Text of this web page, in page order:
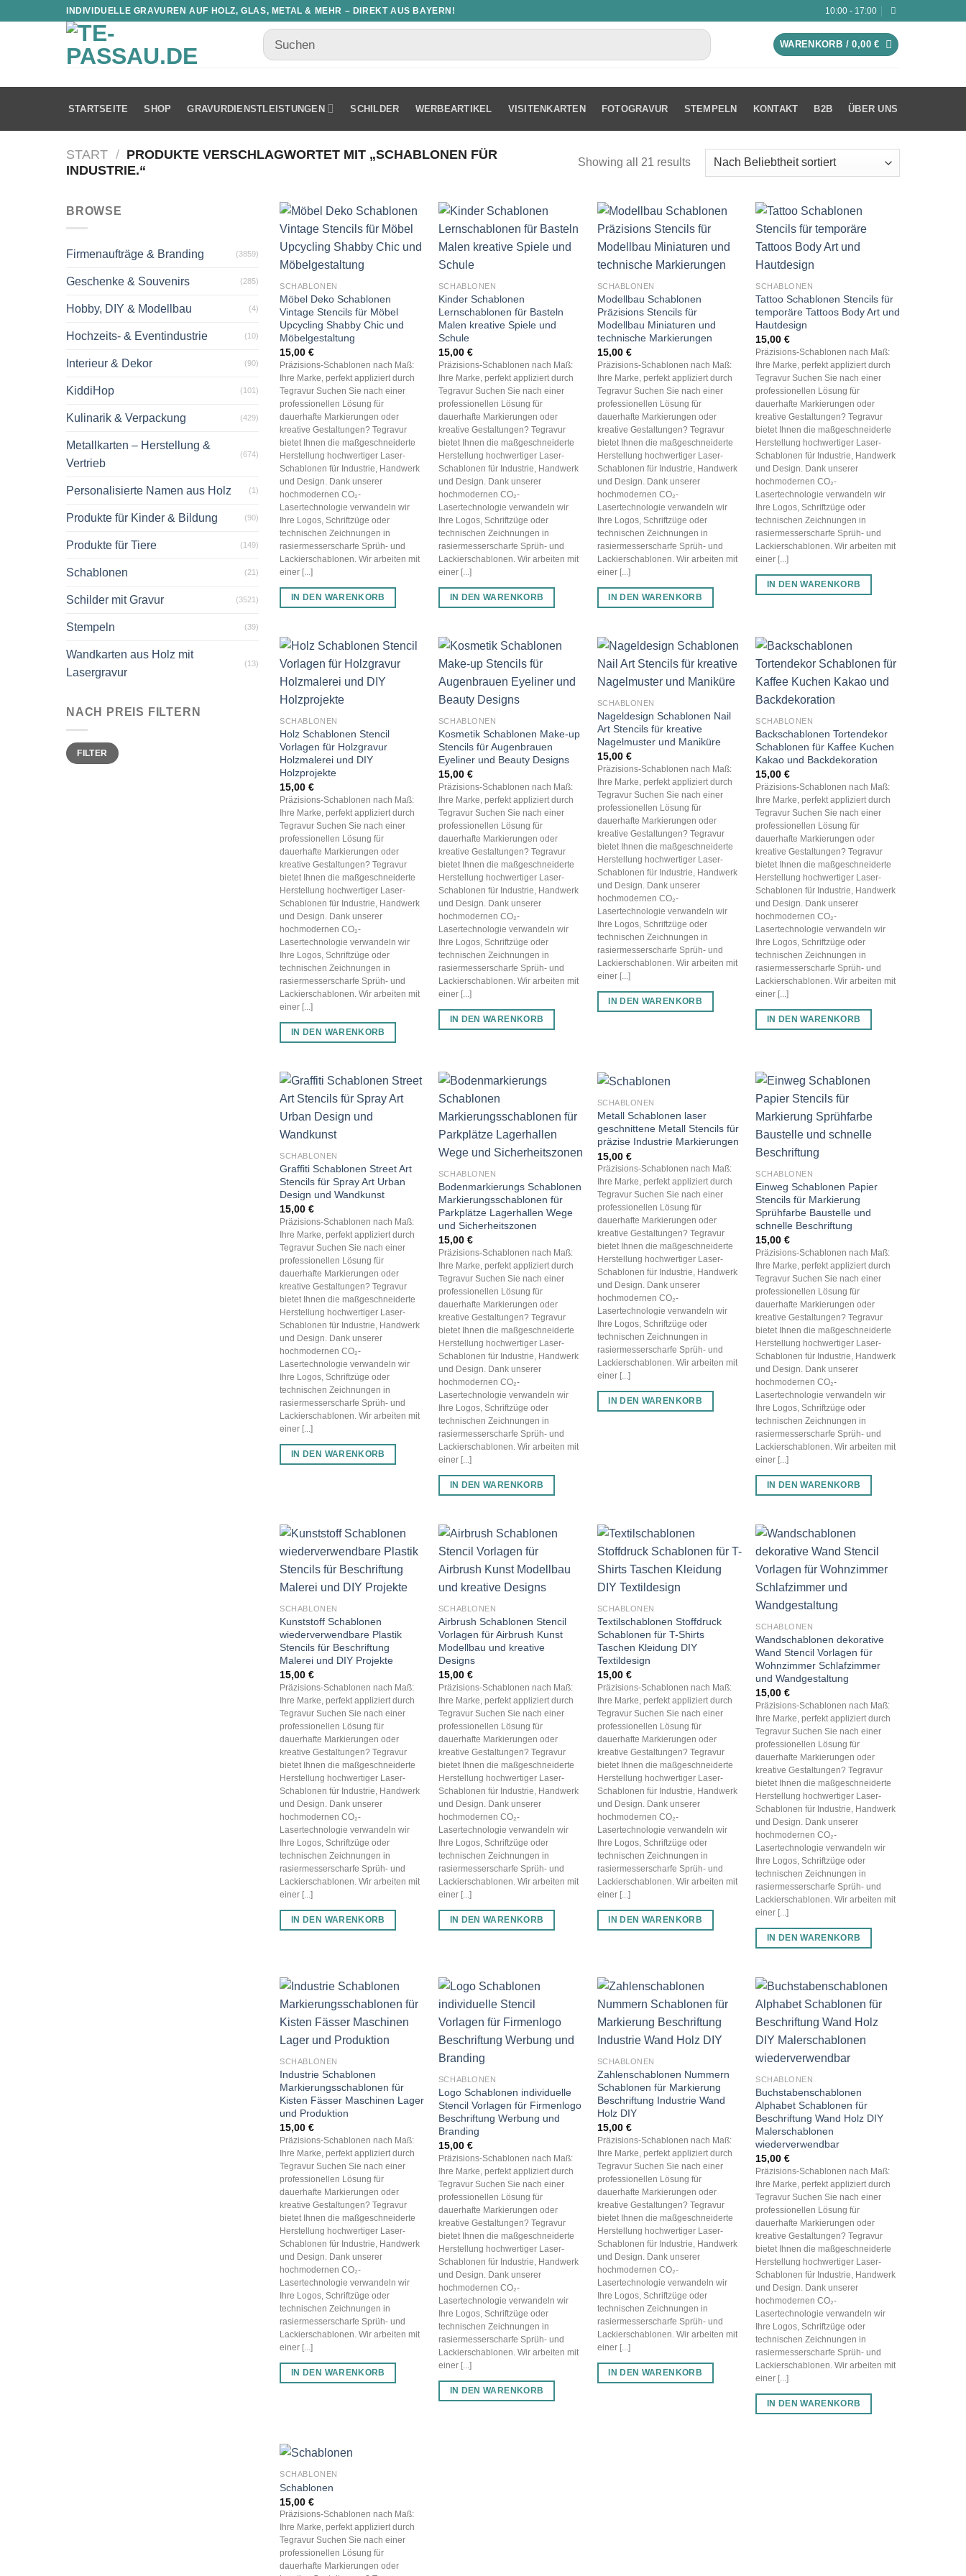
INDIVIDUELLE GRAVUREN AUF HOLZ, GLAS, METAL & MEHR – DIREKT AUS BAYERN! 10:00 - 17:00
WARENKORB /0,00€
STARTSEITE SHOP GRAVURDIENSTLEISTUNGEN SCHILDER WERBEARTIKEL VISITENKARTEN FOTOGRAVUR STEMPELN KONTAKT B2B ÜBER UNS
START / PRODUKTE VERSCHLAGWORTET MIT „SCHABLONEN FÜR
INDUSTRIE.“
Showing all 21 results
BROWSE
Firmenaufträge & Branding (3859)
Geschenke & Souvenirs (285)
Hobby, DIY & Modellbau (4)
Hochzeits- & Eventindustrie (10)
Interieur & Dekor (90)
KiddiHop (101)
Kulinarik & Verpackung (429)
Metallkarten – Herstellung &
Vertrieb
(674)
Personalisierte Namen aus Holz (1)
Produkte für Kinder & Bildung (90)
Produkte für Tiere (149)
Schablonen (21)
Schilder mit Gravur (3521)
Stempeln (39)
Wandkarten aus Holz mit
Lasergravur
(13)
NACH PREIS FILTERN
Min.
Preis
Max.
PreisFILTER
SCHABLONEN
Möbel Deko Schablonen
Vintage Stencils für Möbel
Upcycling Shabby Chic und
Möbelgestaltung
15,00€
Präzisions-Schablonen nach Maß:
Ihre Marke, perfekt appliziert durch
Tegravur Suchen Sie nach einer
professionellen Lösung für
dauerhafte Markierungen oder
kreative Gestaltungen? Tegravur
bietet Ihnen die maßgeschneiderte
Herstellung hochwertiger Laser-
Schablonen für Industrie, Handwerk
und Design. Dank unserer
hochmodernen CO₂-
Lasertechnologie verwandeln wir
Ihre Logos, Schriftzüge oder
technischen Zeichnungen in
rasiermesserscharfe Sprüh- und
Lackierschablonen. Wir arbeiten mit
einer [...]
IN DEN WARENKORB
SCHABLONEN
Kinder Schablonen
Lernschablonen für Basteln
Malen kreative Spiele und
Schule
15,00 €
Präzisions-Schablonen nach Maß:
Ihre Marke, perfekt appliziert durch
Tegravur Suchen Sie nach einer
professionellen Lösung für
dauerhafte Markierungen oder
kreative Gestaltungen? Tegravur
bietet Ihnen die maßgeschneiderte
Herstellung hochwertiger Laser-
Schablonen für Industrie, Handwerk
und Design. Dank unserer
hochmodernen CO₂-
Lasertechnologie verwandeln wir
Ihre Logos, Schriftzüge oder
technischen Zeichnungen in
rasiermesserscharfe Sprüh- und
Lackierschablonen. Wir arbeiten mit
einer [...]
IN DEN WARENKORB
SCHABLONEN
Modellbau Schablonen
Präzisions Stencils für
Modellbau Miniaturen und
technische Markierungen
15,00 €
Präzisions-Schablonen nach Maß:
Ihre Marke, perfekt appliziert durch
Tegravur Suchen Sie nach einer
professionellen Lösung für
dauerhafte Markierungen oder
kreative Gestaltungen? Tegravur
bietet Ihnen die maßgeschneiderte
Herstellung hochwertiger Laser-
Schablonen für Industrie, Handwerk
und Design. Dank unserer
hochmodernen CO₂-
Lasertechnologie verwandeln wir
Ihre Logos, Schriftzüge oder
technischen Zeichnungen in
rasiermesserscharfe Sprüh- und
Lackierschablonen. Wir arbeiten mit
einer [...]
IN DEN WARENKORB
SCHABLONEN
Tattoo Schablonen Stencils für
temporäre Tattoos Body Art und
Hautdesign
15,00€
Präzisions-Schablonen nach Maß:
Ihre Marke, perfekt appliziert durch
Tegravur Suchen Sie nach einer
professionellen Lösung für
dauerhafte Markierungen oder
kreative Gestaltungen? Tegravur
bietet Ihnen die maßgeschneiderte
Herstellung hochwertiger Laser-
Schablonen für Industrie, Handwerk
und Design. Dank unserer
hochmodernen CO₂-
Lasertechnologie verwandeln wir
Ihre Logos, Schriftzüge oder
technischen Zeichnungen in
rasiermesserscharfe Sprüh- und
Lackierschablonen. Wir arbeiten mit
einer [...]
IN DEN WARENKORB
SCHABLONEN
Holz Schablonen Stencil
Vorlagen für Holzgravur
Holzmalerei und DIY
Holzprojekte
15,00€
Präzisions-Schablonen nach Maß:
Ihre Marke, perfekt appliziert durch
Tegravur Suchen Sie nach einer
professionellen Lösung für
dauerhafte Markierungen oder
kreative Gestaltungen? Tegravur
bietet Ihnen die maßgeschneiderte
Herstellung hochwertiger Laser-
Schablonen für Industrie, Handwerk
und Design. Dank unserer
hochmodernen CO₂-
Lasertechnologie verwandeln wir
Ihre Logos, Schriftzüge oder
technischen Zeichnungen in
rasiermesserscharfe Sprüh- und
Lackierschablonen. Wir arbeiten mit
einer [...]
IN DEN WARENKORB
SCHABLONEN
Kosmetik Schablonen Make-up
Stencils für Augenbrauen
Eyeliner und Beauty Designs
15,00 €
Präzisions-Schablonen nach Maß:
Ihre Marke, perfekt appliziert durch
Tegravur Suchen Sie nach einer
professionellen Lösung für
dauerhafte Markierungen oder
kreative Gestaltungen? Tegravur
bietet Ihnen die maßgeschneiderte
Herstellung hochwertiger Laser-
Schablonen für Industrie, Handwerk
und Design. Dank unserer
hochmodernen CO₂-
Lasertechnologie verwandeln wir
Ihre Logos, Schriftzüge oder
technischen Zeichnungen in
rasiermesserscharfe Sprüh- und
Lackierschablonen. Wir arbeiten mit
einer [...]
IN DEN WARENKORB
SCHABLONEN
Nageldesign Schablonen Nail
Art Stencils für kreative
Nagelmuster und Maniküre
15,00 €
Präzisions-Schablonen nach Maß:
Ihre Marke, perfekt appliziert durch
Tegravur Suchen Sie nach einer
professionellen Lösung für
dauerhafte Markierungen oder
kreative Gestaltungen? Tegravur
bietet Ihnen die maßgeschneiderte
Herstellung hochwertiger Laser-
Schablonen für Industrie, Handwerk
und Design. Dank unserer
hochmodernen CO₂-
Lasertechnologie verwandeln wir
Ihre Logos, Schriftzüge oder
technischen Zeichnungen in
rasiermesserscharfe Sprüh- und
Lackierschablonen. Wir arbeiten mit
einer [...]
IN DEN WARENKORB
SCHABLONEN
Backschablonen Tortendekor
Schablonen für Kaffee Kuchen
Kakao und Backdekoration
15,00€
Präzisions-Schablonen nach Maß:
Ihre Marke, perfekt appliziert durch
Tegravur Suchen Sie nach einer
professionellen Lösung für
dauerhafte Markierungen oder
kreative Gestaltungen? Tegravur
bietet Ihnen die maßgeschneiderte
Herstellung hochwertiger Laser-
Schablonen für Industrie, Handwerk
und Design. Dank unserer
hochmodernen CO₂-
Lasertechnologie verwandeln wir
Ihre Logos, Schriftzüge oder
technischen Zeichnungen in
rasiermesserscharfe Sprüh- und
Lackierschablonen. Wir arbeiten mit
einer [...]
IN DEN WARENKORB
SCHABLONEN
Graffiti Schablonen Street Art
Stencils für Spray Art Urban
Design und Wandkunst
15,00€
Präzisions-Schablonen nach Maß:
Ihre Marke, perfekt appliziert durch
Tegravur Suchen Sie nach einer
professionellen Lösung für
dauerhafte Markierungen oder
kreative Gestaltungen? Tegravur
bietet Ihnen die maßgeschneiderte
Herstellung hochwertiger Laser-
Schablonen für Industrie, Handwerk
und Design. Dank unserer
hochmodernen CO₂-
Lasertechnologie verwandeln wir
Ihre Logos, Schriftzüge oder
technischen Zeichnungen in
rasiermesserscharfe Sprüh- und
Lackierschablonen. Wir arbeiten mit
einer [...]
IN DEN WARENKORB
SCHABLONEN
Bodenmarkierungs Schablonen
Markierungsschablonen für
Parkplätze Lagerhallen Wege
und Sicherheitszonen
15,00 €
Präzisions-Schablonen nach Maß:
Ihre Marke, perfekt appliziert durch
Tegravur Suchen Sie nach einer
professionellen Lösung für
dauerhafte Markierungen oder
kreative Gestaltungen? Tegravur
bietet Ihnen die maßgeschneiderte
Herstellung hochwertiger Laser-
Schablonen für Industrie, Handwerk
und Design. Dank unserer
hochmodernen CO₂-
Lasertechnologie verwandeln wir
Ihre Logos, Schriftzüge oder
technischen Zeichnungen in
rasiermesserscharfe Sprüh- und
Lackierschablonen. Wir arbeiten mit
einer [...]
IN DEN WARENKORB
SCHABLONEN
Metall Schablonen laser
geschnittene Metall Stencils für
präzise Industrie Markierungen
15,00 €
Präzisions-Schablonen nach Maß:
Ihre Marke, perfekt appliziert durch
Tegravur Suchen Sie nach einer
professionellen Lösung für
dauerhafte Markierungen oder
kreative Gestaltungen? Tegravur
bietet Ihnen die maßgeschneiderte
Herstellung hochwertiger Laser-
Schablonen für Industrie, Handwerk
und Design. Dank unserer
hochmodernen CO₂-
Lasertechnologie verwandeln wir
Ihre Logos, Schriftzüge oder
technischen Zeichnungen in
rasiermesserscharfe Sprüh- und
Lackierschablonen. Wir arbeiten mit
einer [...]
IN DEN WARENKORB
SCHABLONEN
Einweg Schablonen Papier
Stencils für Markierung
Sprühfarbe Baustelle und
schnelle Beschriftung
15,00€
Präzisions-Schablonen nach Maß:
Ihre Marke, perfekt appliziert durch
Tegravur Suchen Sie nach einer
professionellen Lösung für
dauerhafte Markierungen oder
kreative Gestaltungen? Tegravur
bietet Ihnen die maßgeschneiderte
Herstellung hochwertiger Laser-
Schablonen für Industrie, Handwerk
und Design. Dank unserer
hochmodernen CO₂-
Lasertechnologie verwandeln wir
Ihre Logos, Schriftzüge oder
technischen Zeichnungen in
rasiermesserscharfe Sprüh- und
Lackierschablonen. Wir arbeiten mit
einer [...]
IN DEN WARENKORB
SCHABLONEN
Kunststoff Schablonen
wiederverwendbare Plastik
Stencils für Beschriftung
Malerei und DIY Projekte
15,00€
Präzisions-Schablonen nach Maß:
Ihre Marke, perfekt appliziert durch
Tegravur Suchen Sie nach einer
professionellen Lösung für
dauerhafte Markierungen oder
kreative Gestaltungen? Tegravur
bietet Ihnen die maßgeschneiderte
Herstellung hochwertiger Laser-
Schablonen für Industrie, Handwerk
und Design. Dank unserer
hochmodernen CO₂-
Lasertechnologie verwandeln wir
Ihre Logos, Schriftzüge oder
technischen Zeichnungen in
rasiermesserscharfe Sprüh- und
Lackierschablonen. Wir arbeiten mit
einer [...]
IN DEN WARENKORB
SCHABLONEN
Airbrush Schablonen Stencil
Vorlagen für Airbrush Kunst
Modellbau und kreative
Designs
15,00 €
Präzisions-Schablonen nach Maß:
Ihre Marke, perfekt appliziert durch
Tegravur Suchen Sie nach einer
professionellen Lösung für
dauerhafte Markierungen oder
kreative Gestaltungen? Tegravur
bietet Ihnen die maßgeschneiderte
Herstellung hochwertiger Laser-
Schablonen für Industrie, Handwerk
und Design. Dank unserer
hochmodernen CO₂-
Lasertechnologie verwandeln wir
Ihre Logos, Schriftzüge oder
technischen Zeichnungen in
rasiermesserscharfe Sprüh- und
Lackierschablonen. Wir arbeiten mit
einer [...]
IN DEN WARENKORB
SCHABLONEN
Textilschablonen Stoffdruck
Schablonen für T-Shirts
Taschen Kleidung DIY
Textildesign
15,00 €
Präzisions-Schablonen nach Maß:
Ihre Marke, perfekt appliziert durch
Tegravur Suchen Sie nach einer
professionellen Lösung für
dauerhafte Markierungen oder
kreative Gestaltungen? Tegravur
bietet Ihnen die maßgeschneiderte
Herstellung hochwertiger Laser-
Schablonen für Industrie, Handwerk
und Design. Dank unserer
hochmodernen CO₂-
Lasertechnologie verwandeln wir
Ihre Logos, Schriftzüge oder
technischen Zeichnungen in
rasiermesserscharfe Sprüh- und
Lackierschablonen. Wir arbeiten mit
einer [...]
IN DEN WARENKORB
SCHABLONEN
Wandschablonen dekorative
Wand Stencil Vorlagen für
Wohnzimmer Schlafzimmer
und Wandgestaltung
15,00€
Präzisions-Schablonen nach Maß:
Ihre Marke, perfekt appliziert durch
Tegravur Suchen Sie nach einer
professionellen Lösung für
dauerhafte Markierungen oder
kreative Gestaltungen? Tegravur
bietet Ihnen die maßgeschneiderte
Herstellung hochwertiger Laser-
Schablonen für Industrie, Handwerk
und Design. Dank unserer
hochmodernen CO₂-
Lasertechnologie verwandeln wir
Ihre Logos, Schriftzüge oder
technischen Zeichnungen in
rasiermesserscharfe Sprüh- und
Lackierschablonen. Wir arbeiten mit
einer [...]
IN DEN WARENKORB
SCHABLONEN
Industrie Schablonen
Markierungsschablonen für
Kisten Fässer Maschinen Lager
und Produktion
15,00€
Präzisions-Schablonen nach Maß:
Ihre Marke, perfekt appliziert durch
Tegravur Suchen Sie nach einer
professionellen Lösung für
dauerhafte Markierungen oder
kreative Gestaltungen? Tegravur
bietet Ihnen die maßgeschneiderte
Herstellung hochwertiger Laser-
Schablonen für Industrie, Handwerk
und Design. Dank unserer
hochmodernen CO₂-
Lasertechnologie verwandeln wir
Ihre Logos, Schriftzüge oder
technischen Zeichnungen in
rasiermesserscharfe Sprüh- und
Lackierschablonen. Wir arbeiten mit
einer [...]
IN DEN WARENKORB
SCHABLONEN
Logo Schablonen individuelle
Stencil Vorlagen für Firmenlogo
Beschriftung Werbung und
Branding
15,00 €
Präzisions-Schablonen nach Maß:
Ihre Marke, perfekt appliziert durch
Tegravur Suchen Sie nach einer
professionellen Lösung für
dauerhafte Markierungen oder
kreative Gestaltungen? Tegravur
bietet Ihnen die maßgeschneiderte
Herstellung hochwertiger Laser-
Schablonen für Industrie, Handwerk
und Design. Dank unserer
hochmodernen CO₂-
Lasertechnologie verwandeln wir
Ihre Logos, Schriftzüge oder
technischen Zeichnungen in
rasiermesserscharfe Sprüh- und
Lackierschablonen. Wir arbeiten mit
einer [...]
IN DEN WARENKORB
SCHABLONEN
Zahlenschablonen Nummern
Schablonen für Markierung
Beschriftung Industrie Wand
Holz DIY
15,00 €
Präzisions-Schablonen nach Maß:
Ihre Marke, perfekt appliziert durch
Tegravur Suchen Sie nach einer
professionellen Lösung für
dauerhafte Markierungen oder
kreative Gestaltungen? Tegravur
bietet Ihnen die maßgeschneiderte
Herstellung hochwertiger Laser-
Schablonen für Industrie, Handwerk
und Design. Dank unserer
hochmodernen CO₂-
Lasertechnologie verwandeln wir
Ihre Logos, Schriftzüge oder
technischen Zeichnungen in
rasiermesserscharfe Sprüh- und
Lackierschablonen. Wir arbeiten mit
einer [...]
IN DEN WARENKORB
SCHABLONEN
Buchstabenschablonen
Alphabet Schablonen für
Beschriftung Wand Holz DIY
Malerschablonen
wiederverwendbar
15,00€
Präzisions-Schablonen nach Maß:
Ihre Marke, perfekt appliziert durch
Tegravur Suchen Sie nach einer
professionellen Lösung für
dauerhafte Markierungen oder
kreative Gestaltungen? Tegravur
bietet Ihnen die maßgeschneiderte
Herstellung hochwertiger Laser-
Schablonen für Industrie, Handwerk
und Design. Dank unserer
hochmodernen CO₂-
Lasertechnologie verwandeln wir
Ihre Logos, Schriftzüge oder
technischen Zeichnungen in
rasiermesserscharfe Sprüh- und
Lackierschablonen. Wir arbeiten mit
einer [...]
IN DEN WARENKORB
SCHABLONEN
Schablonen
15,00€
Präzisions-Schablonen nach Maß:
Ihre Marke, perfekt appliziert durch
Tegravur Suchen Sie nach einer
professionellen Lösung für
dauerhafte Markierungen oder